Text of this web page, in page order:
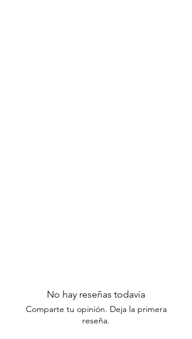
No hay reseñas todavía
Comparte tu opinión. Deja la primera
reseña.